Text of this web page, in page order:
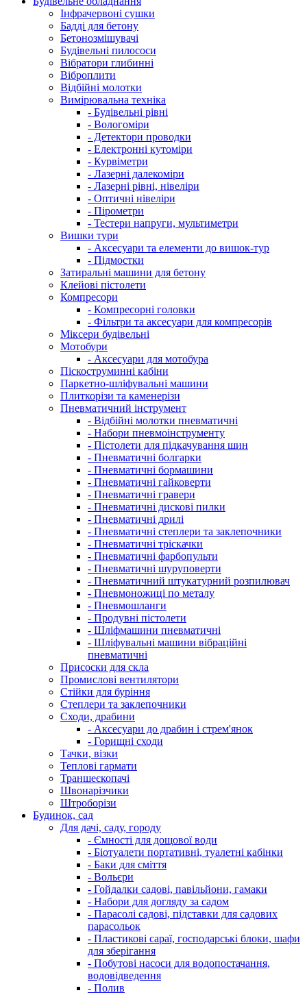
Інфрачервоні сушки
Бадді для бетону
Бетонозмішувачі
Будівельні пилососи
Вібратори глибинні
Віброплити
Відбійні молотки
Вимірювальна техніка
- Будівельні рівні
- Вологоміри
- Детектори проводки
- Електронні кутоміри
- Курвіметри
- Лазерні далекоміри
- Лазерні рівні, нівеліри
- Оптичні нівеліри
- Пірометри
- Тестери напруги, мультиметри
Вишки тури
- Аксесуари та елементи до вишок-тур
- Підмостки
Затиральні машини для бетону
Клейові пістолети
Компресори
- Компресорні головки
- Фільтри та аксесуари для компресорів
Міксери будівельні
Мотобури
- Аксесуари для мотобура
Піскоструминні кабіни
Паркетно-шліфувальні машини
Плиткорізи та каменерізи
Пневматичний інструмент
- Відбійні молотки пневматичні
- Набори пневмоінструменту
- Пістолети для підкачування шин
- Пневматичні болгарки
- Пневматичні бормашини
- Пневматичні гайковерти
- Пневматичні гравери
- Пневматичні дискові пилки
- Пневматичні дрилі
- Пневматичні степлери та заклепочники
- Пневматичні тріскачки
- Пневматичні фарбопульти
- Пневматичні шуруповерти
- Пневматичний штукатурний розпилювач
- Пневмоножиці по металу
- Пневмошланги
- Продувні пістолети
- Шліфмашини пневматичні
- Шліфувальні машини вібраційні
пневматичні
Присоски для скла
Промислові вентилятори
Стійки для буріння
Степлери та заклепочники
Сходи, драбини
- Аксесуари до драбин і стрем'янок
- Горищні сходи
Тачки, візки
Теплові гармати
Траншеєкопачі
Швонарізчики
Штроборізи
Будинок, сад
Для дачі, саду, городу
- Ємності для дощової води
- Біотуалети портативні, туалетні кабінки
- Баки для сміття
- Вольєри
- Гойдалки садові, павільйони, гамаки
- Набори для догляду за садом
- Парасолі садові, підставки для садових
парасольок
- Пластикові сараї, господарські блоки, шафи
для зберігання
- Побутові насоси для водопостачання,
водовідведення
- Полив